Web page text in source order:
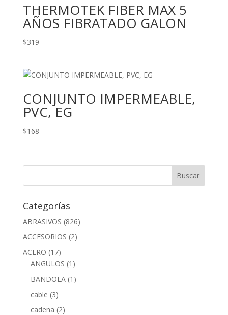
THERMOTEK FIBER MAX 5
AÑOS FIBRATADO GALON
$319
CONJUNTO IMPERMEABLE,
PVC, EG
$168
Categorías
ABRASIVOS (826)
ACCESORIOS (2)
ACERO (17)
ANGULOS (1)
BANDOLA (1)
cable (3)
cadena (2)